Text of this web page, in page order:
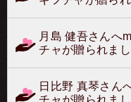
月島 健吾さんへ
チャが贈られま
日比野 真琴さん